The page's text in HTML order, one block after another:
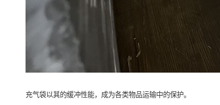
充气袋以其的缓冲性能，成为各类物品运输中的保护。